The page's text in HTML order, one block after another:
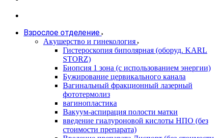
Взрослое отделение
Акушерство и гинекология
Гистероскопия биполярная (оборуд. KARL
STORZ)
Биопсия 1 зона (с использованием энергии)
Бужирование цервикального канала
Вагинальный фракционный лазерный
фототермолиз
вагинопластика
Вакуум-аспирация полости матки
введение гиалуроновой кислоты НПО (без
стоимости препарата)